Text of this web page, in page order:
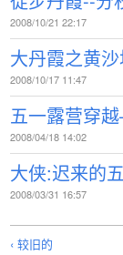
2008/10/21 22:17
大丹霞之黄
2008/10/17 11:47
五一露营穿
2008/04/18 14:02
大侠:迟来的
2008/03/31 16:57
‹ 较旧的